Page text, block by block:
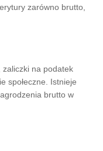
zarówno brutto,
zaliczki na podatek
społeczne. Istnieje
brutto w